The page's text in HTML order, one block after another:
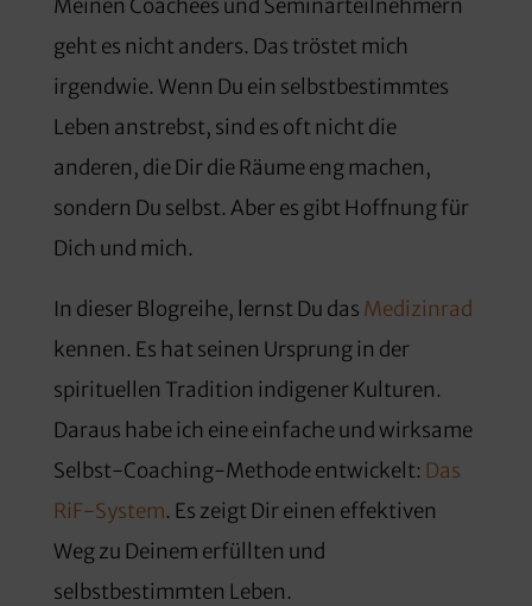
Meinen Coachees und Seminarteilnehmern
geht es nicht anders. Das tröstet mich
irgendwie. Wenn Du ein selbstbestimmtes
Leben anstrebst, sind es oft nicht die
anderen, die Dir die Räume eng machen,
sondern Du selbst. Aber es gibt Hoffnung für
Dich und mich.
In dieser Blogreihe, lernst Du das Medizinrad
kennen. Es hat seinen Ursprung in der
spirituellen Tradition indigener Kulturen.
Daraus habe ich eine einfache und wirksame
Selbst-Coaching-Methode entwickelt: Das
RiF-System. Es zeigt Dir einen effektiven
Weg zu Deinem erfüllten und
selbstbestimmten Leben.